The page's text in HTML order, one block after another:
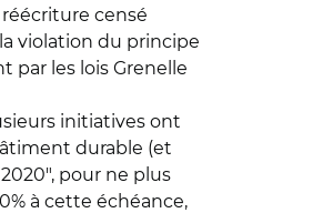
censé
violation du principe
par les lois Grenelle
initiatives ont
durable (et
pour ne plus
à cette échéance,